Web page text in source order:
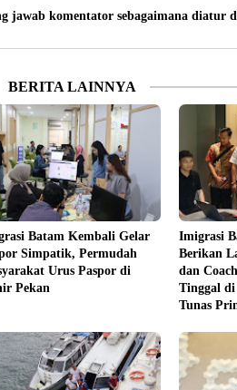
jawab komentator sebagaimana diatur
BERITA LAINNYA
Batam Kembali Gelar
Simpatik, Permudah
Urus Paspor di
Pekan
Imigrasi
Berikan
dan
Tinggal
Tunas